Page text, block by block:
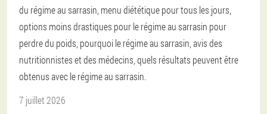
du régime au sarrasin, menu diététique pour tous les jours,
options moins drastiques pour le régime au sarrasin pour
perdre du poids, pourquoi le régime au sarrasin, avis des
nutritionnistes et des médecins, quels résultats peuvent être
obtenus avec le régime au sarrasin.
7 juillet 2026